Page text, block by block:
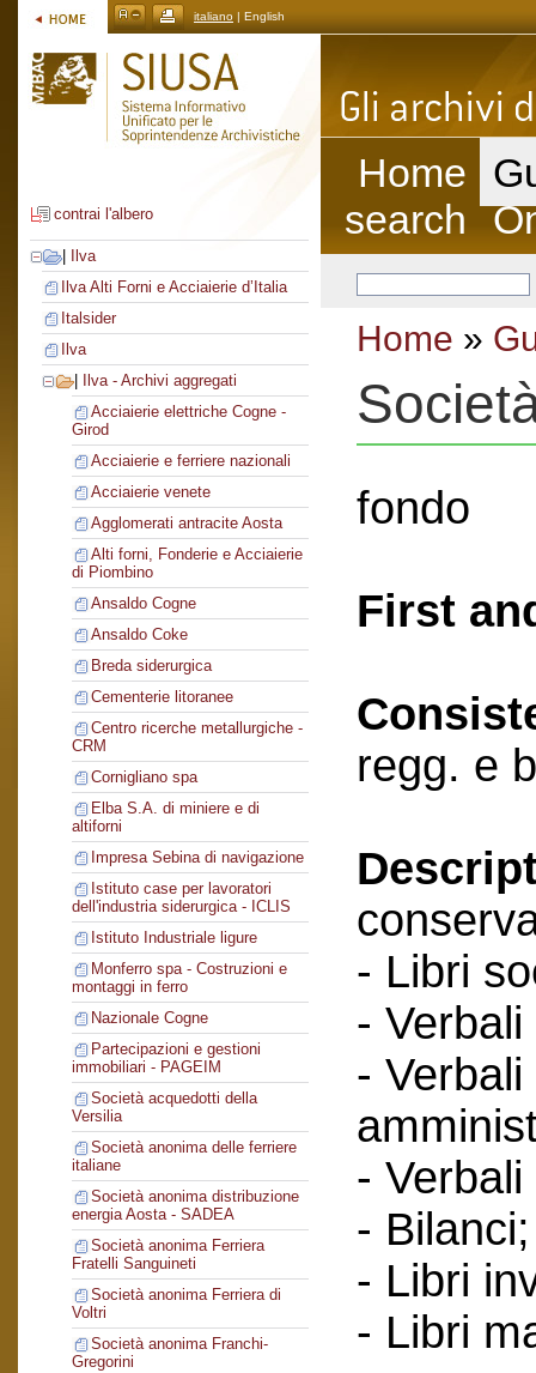
italiano | English
contrai l'albero
Ilva
Ilva Alti Forni e Acciaierie d’Italia
Italsider
Ilva
Ilva - Archivi aggregati
Acciaierie elettriche Cogne -
Girod
Acciaierie e ferriere nazionali
Acciaierie venete
Agglomerati antracite Aosta
Alti forni, Fonderie e Acciaierie
di Piombino
Ansaldo Cogne
Ansaldo Coke
Breda siderurgica
Cementerie litoranee
Centro ricerche metallurgiche -
CRM
Cornigliano spa
Elba S.A. di miniere e di
altiforni
Impresa Sebina di navigazione
Istituto case per lavoratori
dell'industria siderurgica - ICLIS
Istituto Industriale ligure
Monferro spa - Costruzioni e
montaggi in ferro
Nazionale Cogne
Partecipazioni e gestioni
immobiliari - PAGEIM
Società acquedotti della
Versilia
Società anonima delle ferriere
italiane
Società anonima distribuzione
energia Aosta - SADEA
Società anonima Ferriera
Fratelli Sanguineti
Società anonima Ferriera di
Voltri
Società anonima Franchi-
Gregorini
Home
search
Home »
fondo
First
regg. e
- Libri
-
-
-
-
- Libri
- Libri